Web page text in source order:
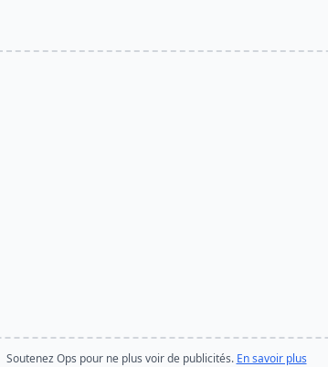
Soutenez Ops pour ne plus voir de publicités. En savoir plus